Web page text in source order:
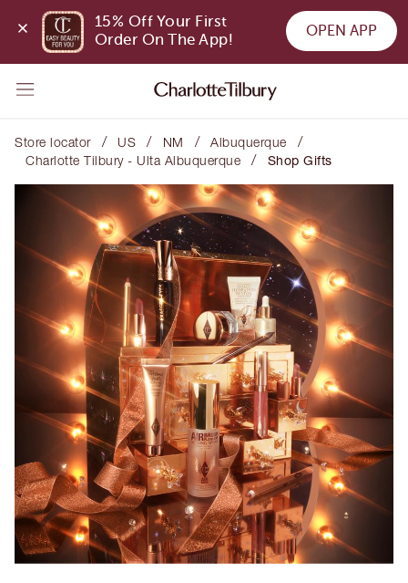
15% Off Your First
Order On The App!
OPEN APP
Store locator / US / NM / Albuquerque /
Charlotte Tilbury - Ulta Albuquerque / Shop Gifts